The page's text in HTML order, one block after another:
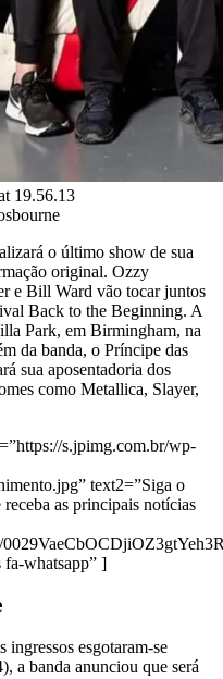
19.56.13
o último show de sua
original. Ozzy
e Bill Ward vão tocar juntos
Back to the Beginning. A
Park, em Birmingham, na
da banda, o Príncipe das
sua aposentadoria dos
como Metallica, Slayer,
s.jpimg.com.br/wp-
text2=”Siga o
as principais notícias
whatsapp” ]
ingressos esgotaram-se
a banda anunciou que será